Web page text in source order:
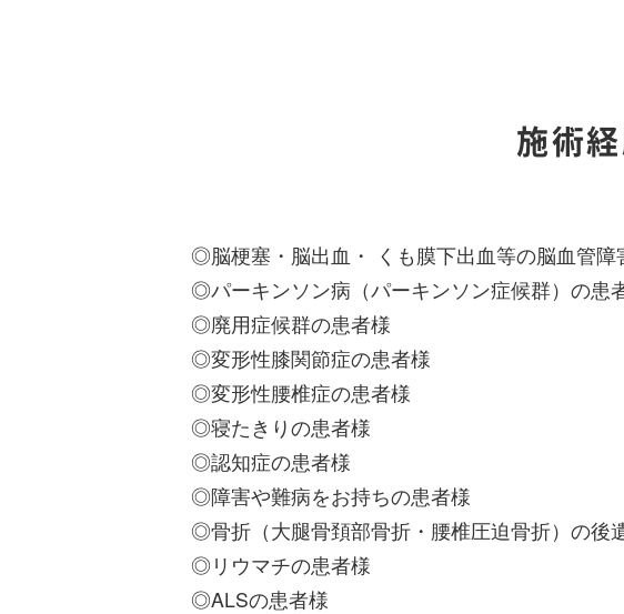
施術
◎脳梗塞・脳出血・ くも膜下出血等の脳血管障
◎パーキンソン病（パーキンソン症候群）の患
◎廃用症候群の患者様
◎変形性膝関節症の患者様
◎変形性腰椎症の患者様
◎寝たきりの患者様
◎認知症の患者様
◎障害や難病をお持ちの患者様
◎骨折（大腿骨頚部骨折・腰椎圧迫骨折）の後
◎リウマチの患者様
◎ALSの患者様